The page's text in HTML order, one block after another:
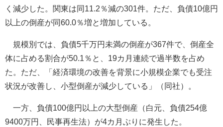
く減少した。関東は同11.2％減の301件。ただ、負債10億円
以上の倒産が同60.0％増と増加している。
規模別では、負債5千万円未満の倒産が367件で、倒産全
体に占める割合が50.1％と、19カ月連続で過半数を占め
た。ただ、「経済環境の改善を背景に小規模企業でも受注
状況が改善し、小型倒産が減少している」（同社）。
一方、負債100億円以上の大型倒産（白元、負債254億
9400万円、民事再生法）が4カ月ぶりに発生した。